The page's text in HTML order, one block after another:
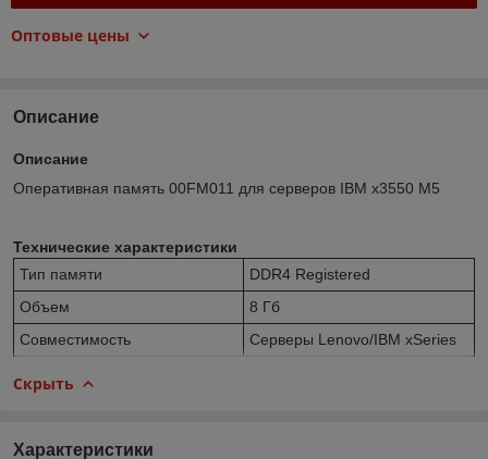
Оптовые цены
Описание
Описание
Оперативная память 00FM011 для серверов IBM x3550 M5
Технические характеристики
Тип памяти
DDR4 Registered
Объем
8 Гб
Совместимость
Серверы Lenovo/IBM xSeries
Скрыть
Характеристики